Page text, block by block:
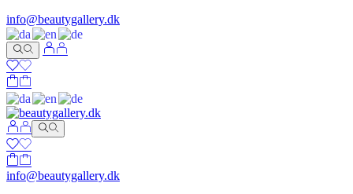
info@beautygallery.dk
info@beautygallery.dk